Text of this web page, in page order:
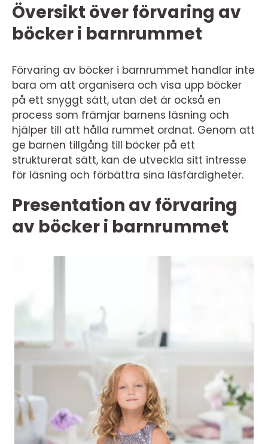
Översikt över förvaring av
böcker i barnrummet
Förvaring av böcker i barnrummet handlar inte
bara om att organisera och visa upp böcker
på ett snyggt sätt, utan det är också en
process som främjar barnens läsning och
hjälper till att hålla rummet ordnat. Genom att
ge barnen tillgång till böcker på ett
strukturerat sätt, kan de utveckla sitt intresse
för läsning och förbättra sina läsfärdigheter.
Presentation av förvaring
av böcker i barnrummet